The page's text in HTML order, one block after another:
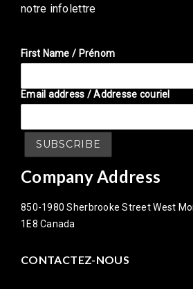
notre infolettre
First Name / Prénom
Email address / Addresse couriel
Company Address
850-1980 Sherbrooke Street West
1E8 Canada
CONTACTEZ-NOUS